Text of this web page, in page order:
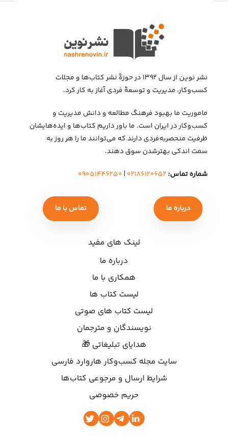
نشر نوین از سال ۱۳۹۲ در حوزهٔ نشر کتاب‌ها و مجلات
کسب‌وکار، مدیریت و توسعهٔ فردی آغاز به کار کرد.
ماموریت ما بهبود فرهنگ مطالعه و دانش مدیریت و
کسب‌وکار در ایران است. ما باور داریم کتاب‌ها و ایده‌هایشان
ظرفیت منحصربه‌فردی دارند که می‌توانند ما را هر روز به
سمت اندکی بهتر‌شدن سوق دهند.
شماره تماس: ۰۲۱۸۶۱۲۰۶۵۲| ۰۹۰۵۱۴۴۶۲۵۰
درباره ما تماس با ما
لینک های مفید
درباره ما
همکاری با ما
لیست کتاب ها
لیست کتاب های صوتی
نویسندگان و مترجمان
هدایای تبلیغاتی 🎁
سایت مجله کسب‌وکار هاروارد فارسی
شرایط ارسال و مرجوعی کتاب‌ها
حریم خصوصی